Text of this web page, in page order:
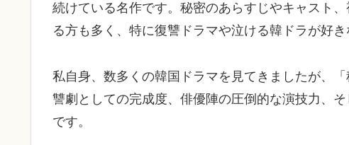
続けている名作です。秘密のあらすじやキャスト
る方も多く、特に復讐ドラマや泣ける韓ドラが好
私自身、数多くの韓国ドラマを見てきましたが、
讐劇としての完成度、俳優陣の圧倒的な演技力、
です。